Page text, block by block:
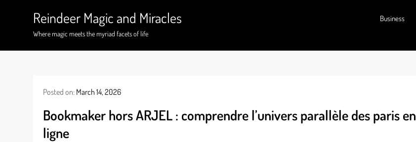
Reindeer Magic and Miracles
Where magic meets the myriad facets of life
Business
Posted on: March 14, 2026
Bookmaker hors ARJEL : comprendre l’univers parallèle des paris en
ligne